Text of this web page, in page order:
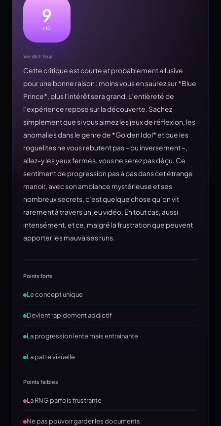
9
/10
Verdict final
Cette critique est courte et probablement allusive
pour une bonne raison : moins vous en saurez sur *Blue
Prince*, plus l’intérêt sera grand. L’entièreté de
l’expérience repose sur la découverte. Sachez
simplement que si vous aimez les jeux de réflexion, les
anomalies dans le genre de *Golden Idol* et que les
roguelites ne vous rebutent pas – ou inversement –,
allez-y les yeux fermés, vous ne serez pas déçu. Ce
sentiment de progression pas à pas dans cet étrange
manoir, avec son ambiance mystérieuse et ses
nombreux secrets, c’est quelque chose qu’on vit
rarement à travers un jeu vidéo. En tout cas, aussi
intensément, et ce, malgré la frustration que peuvent
apporter les mauvaises runs.
Points forts
Le concept unique
Devient rapidement addictif
La progression lente mais entrainante
La patte visuelle
Points faibles
La RNG parfois frustrante
Ne pas pouvoir garder les documents